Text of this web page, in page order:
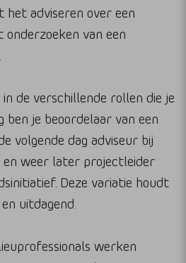
adviseren over een
van een
de verschillende rollen die je
ben je beoordelaar van een
volgende dag adviseur bij
en weer later projectleider
Deze variatie houdt
uitdagend.
werken